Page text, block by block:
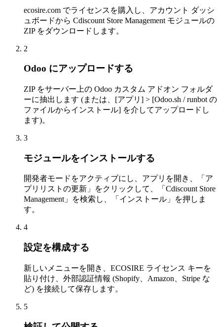
ecosire.com でライセンスを購入し、アカウント ダッシ
ュボードから Cdiscount Store Management モジュールの
ZIP をダウンロードします。
2
Odoo にアップロードする
ZIP をサーバー上の Odoo カスタム アドオン フォルダ
ーに抽出します (または、[アプリ] > [Odoo.sh / runbot の
ファイルからインストール] を介してアップロードし
ます)。
3
モジュールをインストールする
開発者モードをアクティブにし、アプリを開き、「ア
プリリストの更新」をクリックして、「Cdiscount Store
Management」を検索し、「インストール」を押しま
す。
4
設定を構成する
新しいメニューを開き、ECOSIRE ライセンス キーを
貼り付け、外部認証情報 (Shopify、Amazon、Stripe な
ど) を接続して保存します。
5